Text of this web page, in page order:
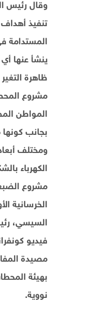
وقال رئيس
تنفيذ أهداف
المستدامة
ينشأ عنها
ظاهرة
مشروع
المواطن
بجانب كونها
ومختلف
الكهرباء
مشروع
الخرسانية
السيسي،
فيديو
مصيدة
بهيئة
نووية.